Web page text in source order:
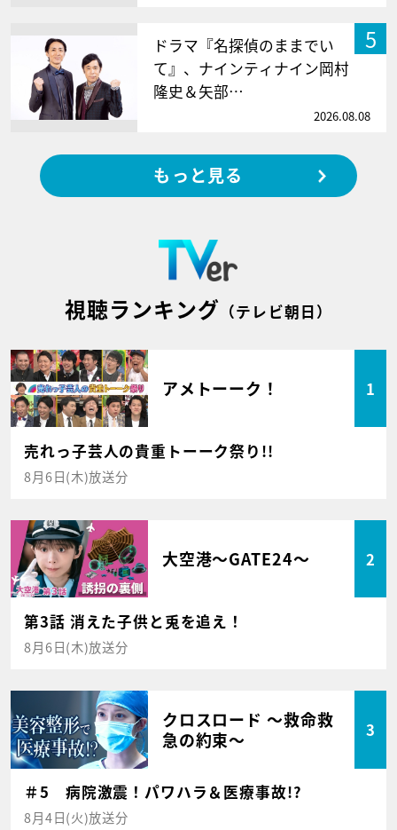
5
ドラマ『名探偵のままでい
て』、ナインティナイン岡村
隆史＆矢部…
2026.08.08
もっと見る
視聴ランキング （テレビ朝日）
アメトーーク！ 1
売れっ子芸人の貴重トーーク祭り!!
8月6日(木)放送分
大空港～GATE24～ 2
第3話 消えた子供と兎を追え！
8月6日(木)放送分
クロスロード ～救命救
急の約束～
3
＃5 病院激震！パワハラ＆医療事故!?
8月4日(火)放送分